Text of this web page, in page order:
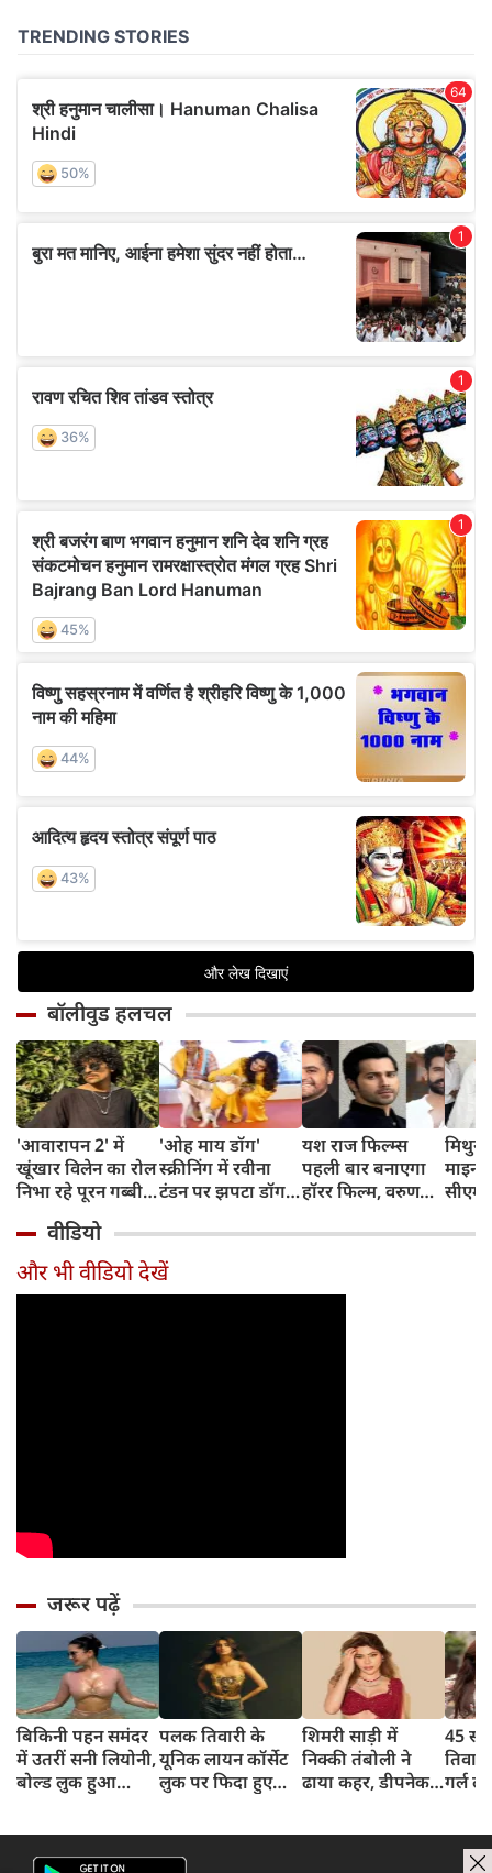
बॉलीवुड हलचल
'आवारापन 2' में
खूंखार विलेन का रोल
निभा रहे पूरन गब्बी
संग है खास रिश्ता
'ओह माय डॉग'
स्क्रीनिंग में रवीना
टंडन पर झपटा डॉग,
ने ऐसे दिखाई
दरियादिली
यश राज फिल्म्स
पहली बार बनाएगा
हॉरर फिल्म, वरुण
रोल
मिथुन
सीएम
पहुंचे
वीडियो
और भी वीडियो देखें
जरूर पढ़ें
बिकिनी पहन समंदर
में उतरीं सनी लियोनी,
बोल्ड लुक हुआ
पलक तिवारी के
यूनिक लायन कॉर्सेट
लुक पर फिदा हुए
शिमरी साड़ी में
निक्की तंबोली ने
ढाया कहर, डीपनेक
45
गर्ल